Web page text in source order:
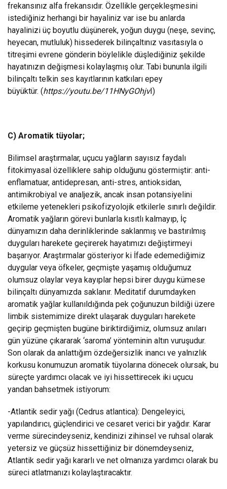
frekansınız alfa frekansıdır. Özellikle gerçekleşmesini
istediğiniz herhangi bir hayaliniz var ise bu anlarda
hayalinizi üç boyutlu düşünerek, yoğun duygu (neşe, sevinç,
heyecan, mutluluk) hissederek bilinçaltınız vasıtasıyla o
titreşimi evrene gönderin böylelikle düşlediğiniz şekilde
hayatınızın değişmesi kolaylaşmış olur. Tabi bununla ilgili
bilinçaltı telkin ses kayıtlarının katkıları epey
büyüktür. (https://youtu.be/11HNyGOhjvI)
C) Aromatik tüyolar;
Bilimsel araştırmalar, uçucu yağların sayısız faydalı
fitokimyasal özelliklere sahip olduğunu göstermiştir: anti-
enflamatuar, antidepresan, anti-stres, antioksidan,
antimikrobiyal ve analjezik, ancak insan potansiyelini
etkileme yetenekleri psikofizyolojik etkilerle sınırlı değildir.
Aromatik yağların görevi bunlarla kısıtlı kalmayıp, İç
dünyamızın daha derinliklerinde saklanmış ve bastırılmış
duyguları harekete geçirerek hayatımızı değiştirmeyi
başarıyor. Araştırmalar gösteriyor ki İfade edemediğimiz
duygular veya öfkeler, geçmişte yaşamış olduğumuz
olumsuz olaylar veya kayıplar hepsi birer duygu kümese
bilinçaltı dünyamızda saklanır. Meditatif durumdayken
aromatik yağlar kullanıldığında pek çoğunuzun bildiği üzere
limbik sistemimize direkt ulaşarak duyguları harekete
geçirip geçmişten bugüne biriktirdiğimiz, olumsuz anıları
gün yüzüne çıkararak ‘saroma’ yönteminin altın vuruşudur.
Son olarak da anlattığım özdeğersizlik inancı ve yalnızlık
korkusu konumuzun aromatik tüyolarına dönecek olursak, bu
süreçte yardımcı olacak ve iyi hissettirecek iki uçucu
yandan bahsetmek istiyorum:
-Atlantik sedir yağı (Cedrus atlantica): Dengeleyici,
yapılandırıcı, güçlendirici ve cesaret verici bir yağdır. Karar
verme sürecindeyseniz, kendinizi zihinsel ve ruhsal olarak
yetersiz ve güçsüz hissettiğiniz bir dönemdeyseniz,
Atlantik sedir yağı kararlı ve net olmanıza yardımcı olarak bu
süreci atlatmanızı kolaylaştıracaktır.